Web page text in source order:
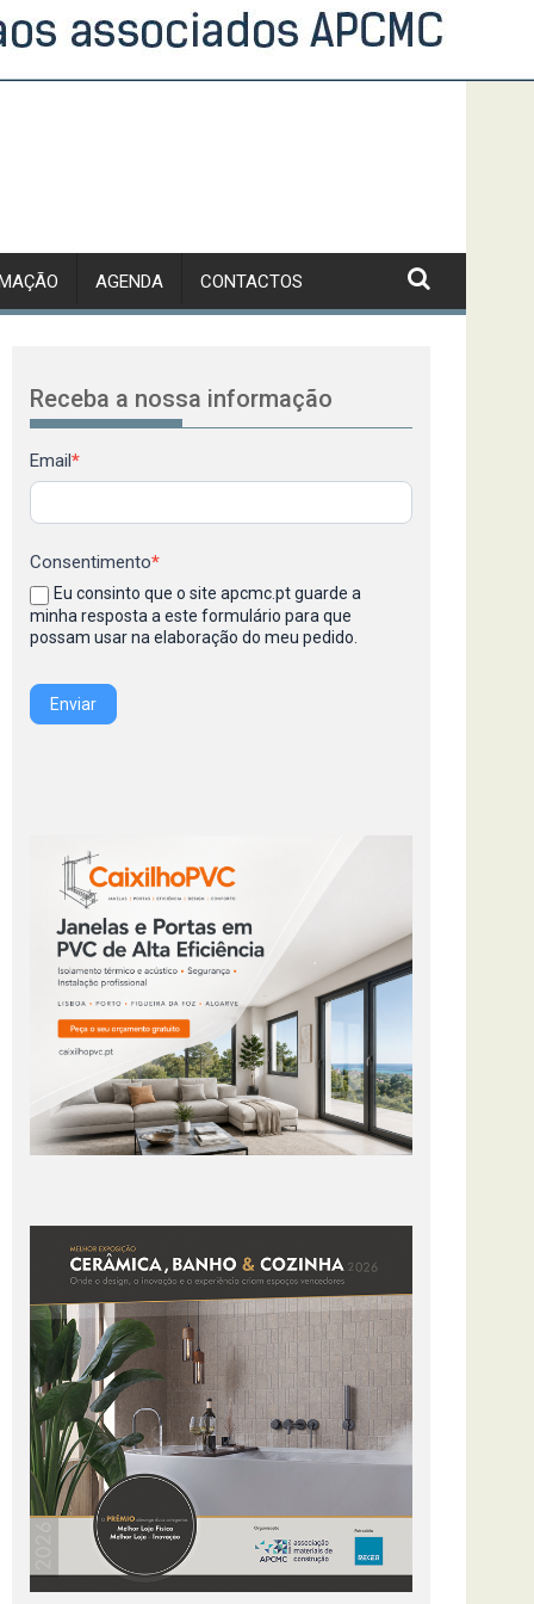
AGENDA CONTACTOS
Receba a nossa informação
Newsletter
Email *
Consentimento*
Eu consinto que o site apcmc.pt guarde a
minha resposta a este formulário para que
possam usar na elaboração do meu pedido.
Enviar